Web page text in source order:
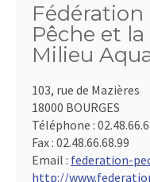
Pêche et
Milieu
103, rue de Mazières
18000 BOURGES
Téléphone :
Fax : 02.48.66.68.99
Email : federation-
http://